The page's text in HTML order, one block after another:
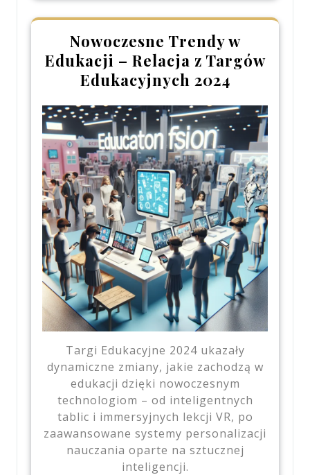
Nowoczesne Trendy w
Edukacji – Relacja z Targów
Edukacyjnych 2024
Targi Edukacyjne 2024 ukazały
dynamiczne zmiany, jakie zachodzą w
edukacji dzięki nowoczesnym
technologiom – od inteligentnych
tablic i immersyjnych lekcji VR, po
zaawansowane systemy personalizacji
nauczania oparte na sztucznej
inteligencji.